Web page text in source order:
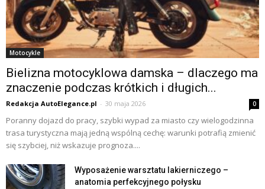
Motocykle
Bielizna motocyklowa damska – dlaczego ma
znaczenie podczas krótkich i długich...
Redakcja AutoElegance.pl - 30 maja 2026 0
Poranny dojazd do pracy, szybki wypad za miasto czy wielogodzinna
trasa turystyczna mają jedną wspólną cechę: warunki potrafią zmienić
się szybciej, niż wskazuje prognoza....
Wyposażenie warsztatu lakierniczego –
anatomia perfekcyjnego połysku